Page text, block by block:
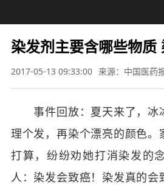
染发剂主要含哪些物质
2017-05-13 09:33:00 来源：中国医药
事件回放：夏天来了，冰
理个发，再染个漂亮的颜色。
打算，纷纷劝她打消染发的
人：染发会致癌！染发真的会